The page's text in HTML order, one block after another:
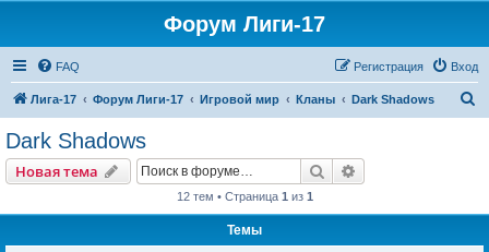
Форум Лиги-17
FAQ Вход
Регистрация
Лига-17 Форум Лиги-17 Игровой мир Кланы Dark Shadows
Dark Shadows
Новая тема Поиск
12 тем • Страница 1 из 1
Темы